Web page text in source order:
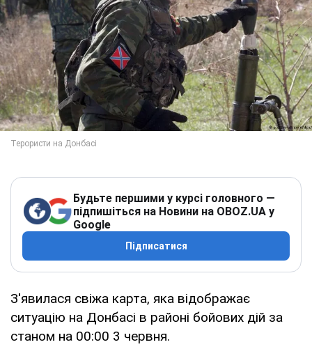
Будьте першими у курсі головного —
підпишіться на Новини на OBOZ.UA у
Google
Підписатися
З'явилася свіжа карта, яка відображає
ситуацію на Донбасі в районі бойових дій за
станом на 00:00 3 червня.